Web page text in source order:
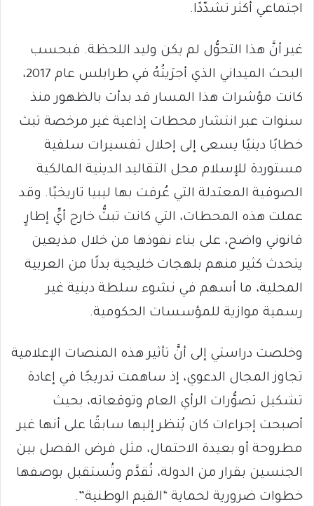
اجتماعي أكثر تشدّدًا.
غير أنَّ هذا التحوُّل لم يكن وليد اللحظة. فبحسب
البحث الميداني الذي أجرَيتُهُ في طرابلس عام 2017،
كانت مؤشرات هذا المسار قد بدأت بالظهور منذ
سنوات عبر انتشار محطات إذاعية غير مرخصة تبث
خطابًا دينيًا يسعى إلى إحلال تفسيرات سلفية
مستوردة للإسلام محل التقاليد الدينية المالكية
الصوفية المعتدلة التي عُرفت بها ليبيا تاريخيًا. وقد
عملت هذه المحطات، التي كانت تبثُّ خارج أيِّ إطارٍ
قانوني واضح، على بناء نفوذها من خلال مذيعين
يتحدث كثير منهم بلهجات خليجية بدلًا من العربية
المحلية، ما أسهم في نشوء سلطة دينية غير
رسمية موازية للمؤسسات الحكومية.
وخلصت دراستي إلى أنَّ تأثير هذه المنصات الإعلامية
تجاوز المجال الدعوي، إذ ساهمت تدريجًا في إعادة
تشكيل تصوُّرات الرأي العام وتوقعاته، بحيث
أصبحت إجراءات كان يُنظر إليها سابقًا على أنها غير
مطروحة أو بعيدة الاحتمال، مثل فرض الفصل بين
الجنسين بقرار من الدولة، تُقدَّم وتُستقبل بوصفها
خطوات ضرورية لحماية “القيم الوطنية”.